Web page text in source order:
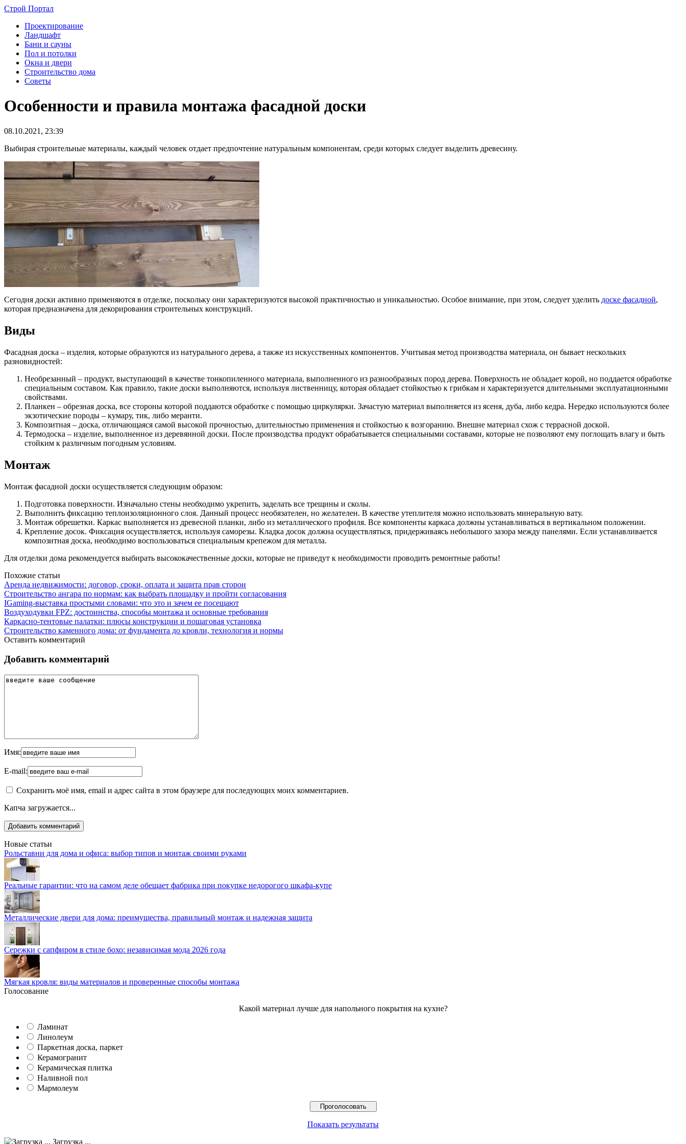
Строй Портал
Проектирование
Ландшафт
Бани и сауны
Пол и потолки
Окна и двери
Строительство дома
Советы
Особенности и правила монтажа фасадной доски
08.10.2021, 23:39
Выбирая строительные материалы, каждый человек отдает предпочтение натуральным компонентам, среди которых следует выделить древесину.
Сегодня доски активно применяются в отделке, поскольку они характеризуются высокой практичностью и уникальностью. Особое внимание, при этом, следует уделить доске фасадной,
которая предназначена для декорирования строительных конструкций.
Виды
Фасадная доска – изделия, которые образуются из натурального дерева, а также из искусственных компонентов. Учитывая метод производства материала, он бывает нескольких
разновидностей:
Необрезанный – продукт, выступающий в качестве тонкопиленного материала, выполненного из разнообразных пород дерева. Поверхность не обладает корой, но поддается обработке
специальным составом. Как правило, такие доски выполняются, используя лиственницу, которая обладает стойкостью к грибкам и характеризуется длительными эксплуатационными
свойствами.
Планкен – обрезная доска, все стороны которой поддаются обработке с помощью циркулярки. Зачастую материал выполняется из ясеня, дуба, либо кедра. Нередко используются более
экзотические породы – кумару, тик, либо меранти.
Композитная – доска, отличающаяся самой высокой прочностью, длительностью применения и стойкостью к возгоранию. Внешне материал схож с террасной доской.
Термодоска – изделие, выполненное из деревянной доски. После производства продукт обрабатывается специальными составами, которые не позволяют ему поглощать влагу и быть
стойким к различным погодным условиям.
Монтаж
Монтаж фасадной доски осуществляется следующим образом:
Подготовка поверхности. Изначально стены необходимо укрепить, заделать все трещины и сколы.
Выполнить фиксацию теплоизоляционного слоя. Данный процесс необязателен, но желателен. В качестве утеплителя можно использовать минеральную вату.
Монтаж обрешетки. Каркас выполняется из древесной планки, либо из металлического профиля. Все компоненты каркаса должны устанавливаться в вертикальном положении.
Крепление досок. Фиксация осуществляется, используя саморезы. Кладка досок должна осуществляться, придерживаясь небольшого зазора между панелями. Если устанавливается
композитная доска, необходимо воспользоваться специальным крепежом для металла.
Для отделки дома рекомендуется выбирать высококачественные доски, которые не приведут к необходимости проводить ремонтные работы!
Похожие статьи
Аренда недвижимости: договор, сроки, оплата и защита прав сторон
Строительство ангара по нормам: как выбрать площадку и пройти согласования
IGaming-выставка простыми словами: что это и зачем ее посещают
Воздуходувки FPZ: достоинства, способы монтажа и основные требования
Каркасно-тентовые палатки: плюсы конструкции и пошаговая установка
Строительство каменного дома: от фундамента до кровли, технология и нормы
Оставить комментарий
Добавить комментарий
Имя:
E-mail:
Сохранить моё имя, email и адрес сайта в этом браузере для последующих моих комментариев.
Капча загружается...
Новые статьи
Рольставни для дома и офиса: выбор типов и монтаж своими руками
Реальные гарантии: что на самом деле обещает фабрика при покупке недорогого шкафа-купе
Металлические двери для дома: преимущества, правильный монтаж и надежная защита
Сережки с сапфиром в стиле бохо: независимая мода 2026 года
Мягкая кровля: виды материалов и проверенные способы монтажа
Голосование
Какой материал лучше для напольного покрытия на кухне?
Ламинат
Линолеум
Паркетная доска, паркет
Керамогранит
Керамическая плитка
Наливной пол
Мармолеум
Показать результаты
Загрузка ...